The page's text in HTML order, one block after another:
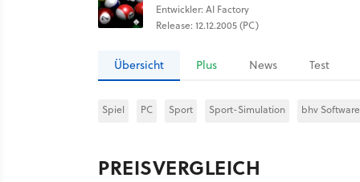
Entwickler: AI Factory
Release: 12.12.2005 (PC)
Übersicht Plus News Test
Spiel PC Sport Sport-Simulation bhv Software
PREISVERGLEICH